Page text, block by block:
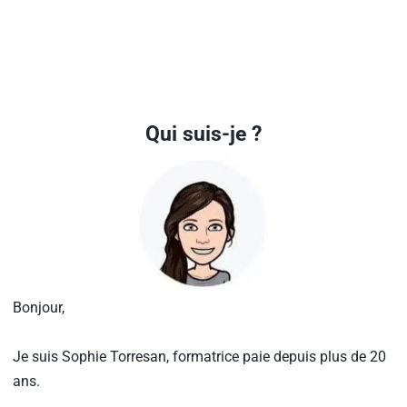
Qui suis-je ?
Bonjour,
Je suis Sophie Torresan, formatrice paie depuis plus de 20
ans.